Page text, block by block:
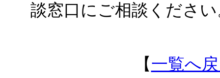
談窓口にご相談くださ
【一覧へ